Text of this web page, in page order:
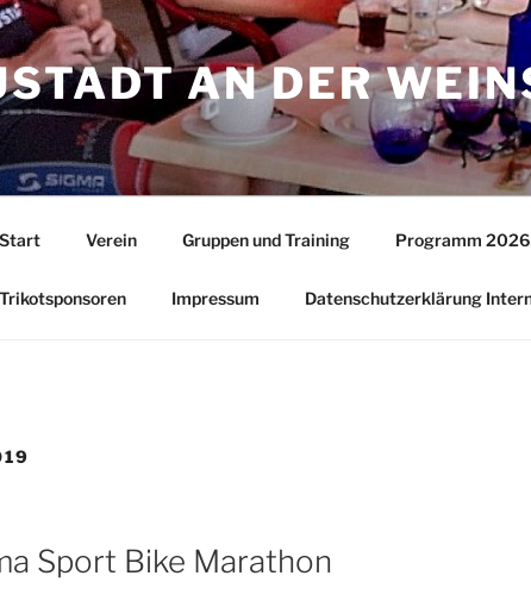
AN DER
Start Verein Gruppen und Training Programm 2026
Trikotsponsoren Impressum Datenschutzerklärung
Sport Bike Marathon